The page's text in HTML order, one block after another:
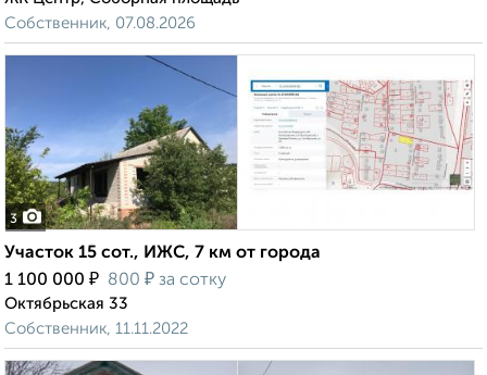
Собственник, 07.08.2026
3
Участок 15 сот., ИЖС, 7 км от города
1 100 000 ₽ 800 ₽ за сотку
Октябрьская 33
Собственник, 11.11.2022